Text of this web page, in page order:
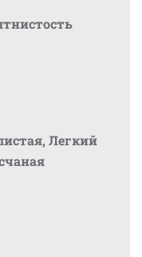
, Легкий